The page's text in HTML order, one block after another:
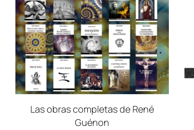
Las obras completas de René
Guénon